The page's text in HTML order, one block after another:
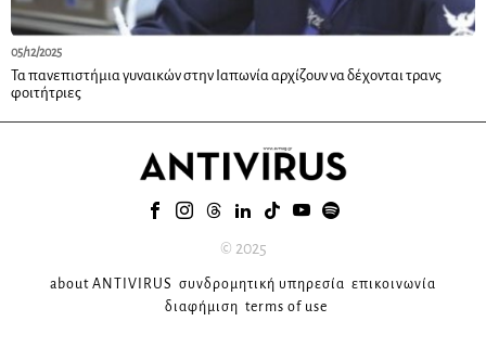
05/12/2025
Τα πανεπιστήμια γυναικών στην Ιαπωνία αρχίζουν να δέχονται τρανς
φοιτήτριες
© 2025
about ANTIVIRUS συνδρομητική υπηρεσία επικοινωνία
διαφήμιση terms of use